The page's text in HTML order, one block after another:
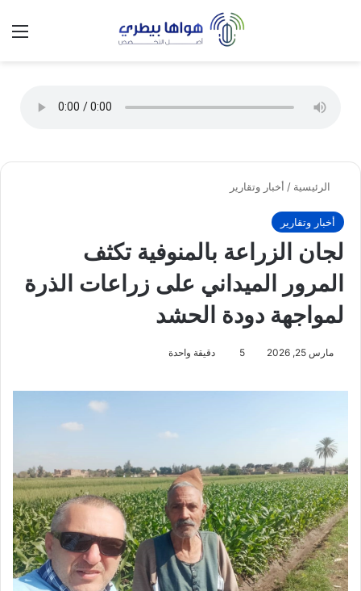
الوضع
الرئيسية / أخبار وتقارير
أخبار وتقارير
لجان الزراعة بالمنوفية تكثف
المرور الميداني على زراعات الذرة
لمواجهة دودة الحشد
مارس 25, 2026 5 دقيقة واحدة